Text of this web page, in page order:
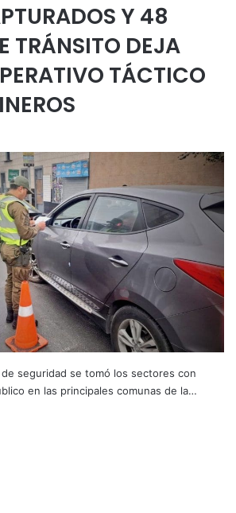
Y 48
TRÁNSITO DEJA
TÁCTICO
seguridad se tomó los sectores con
en las principales comunas de la…